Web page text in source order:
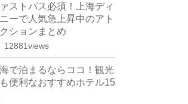
ストパス必須！上海ディ
ーで人気急上昇中のアト
ションまとめ
12881views
海で泊まるならココ！観光
便利なおすすめホテル15